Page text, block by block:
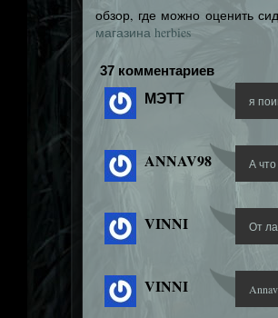
обзор, где можно оценить
магазина herbies
37 комментариев
МЭТТ я
ANNAV98 А
VINNI От
VINNI